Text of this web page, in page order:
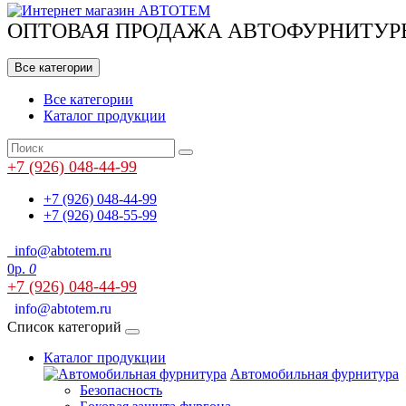
ОПТОВАЯ ПРОДАЖА
Все категории
Все категории
Каталог продукции
+7 (926) 048-44-99
+7 (926) 048-44-99
+7 (926) 048-55-99
info@abtotem.ru
0р. 0
+7 (926) 048-44-99
info@abtotem.ru
Список категорий
Каталог продукции
Автомобильная фурнитура
Безопасность